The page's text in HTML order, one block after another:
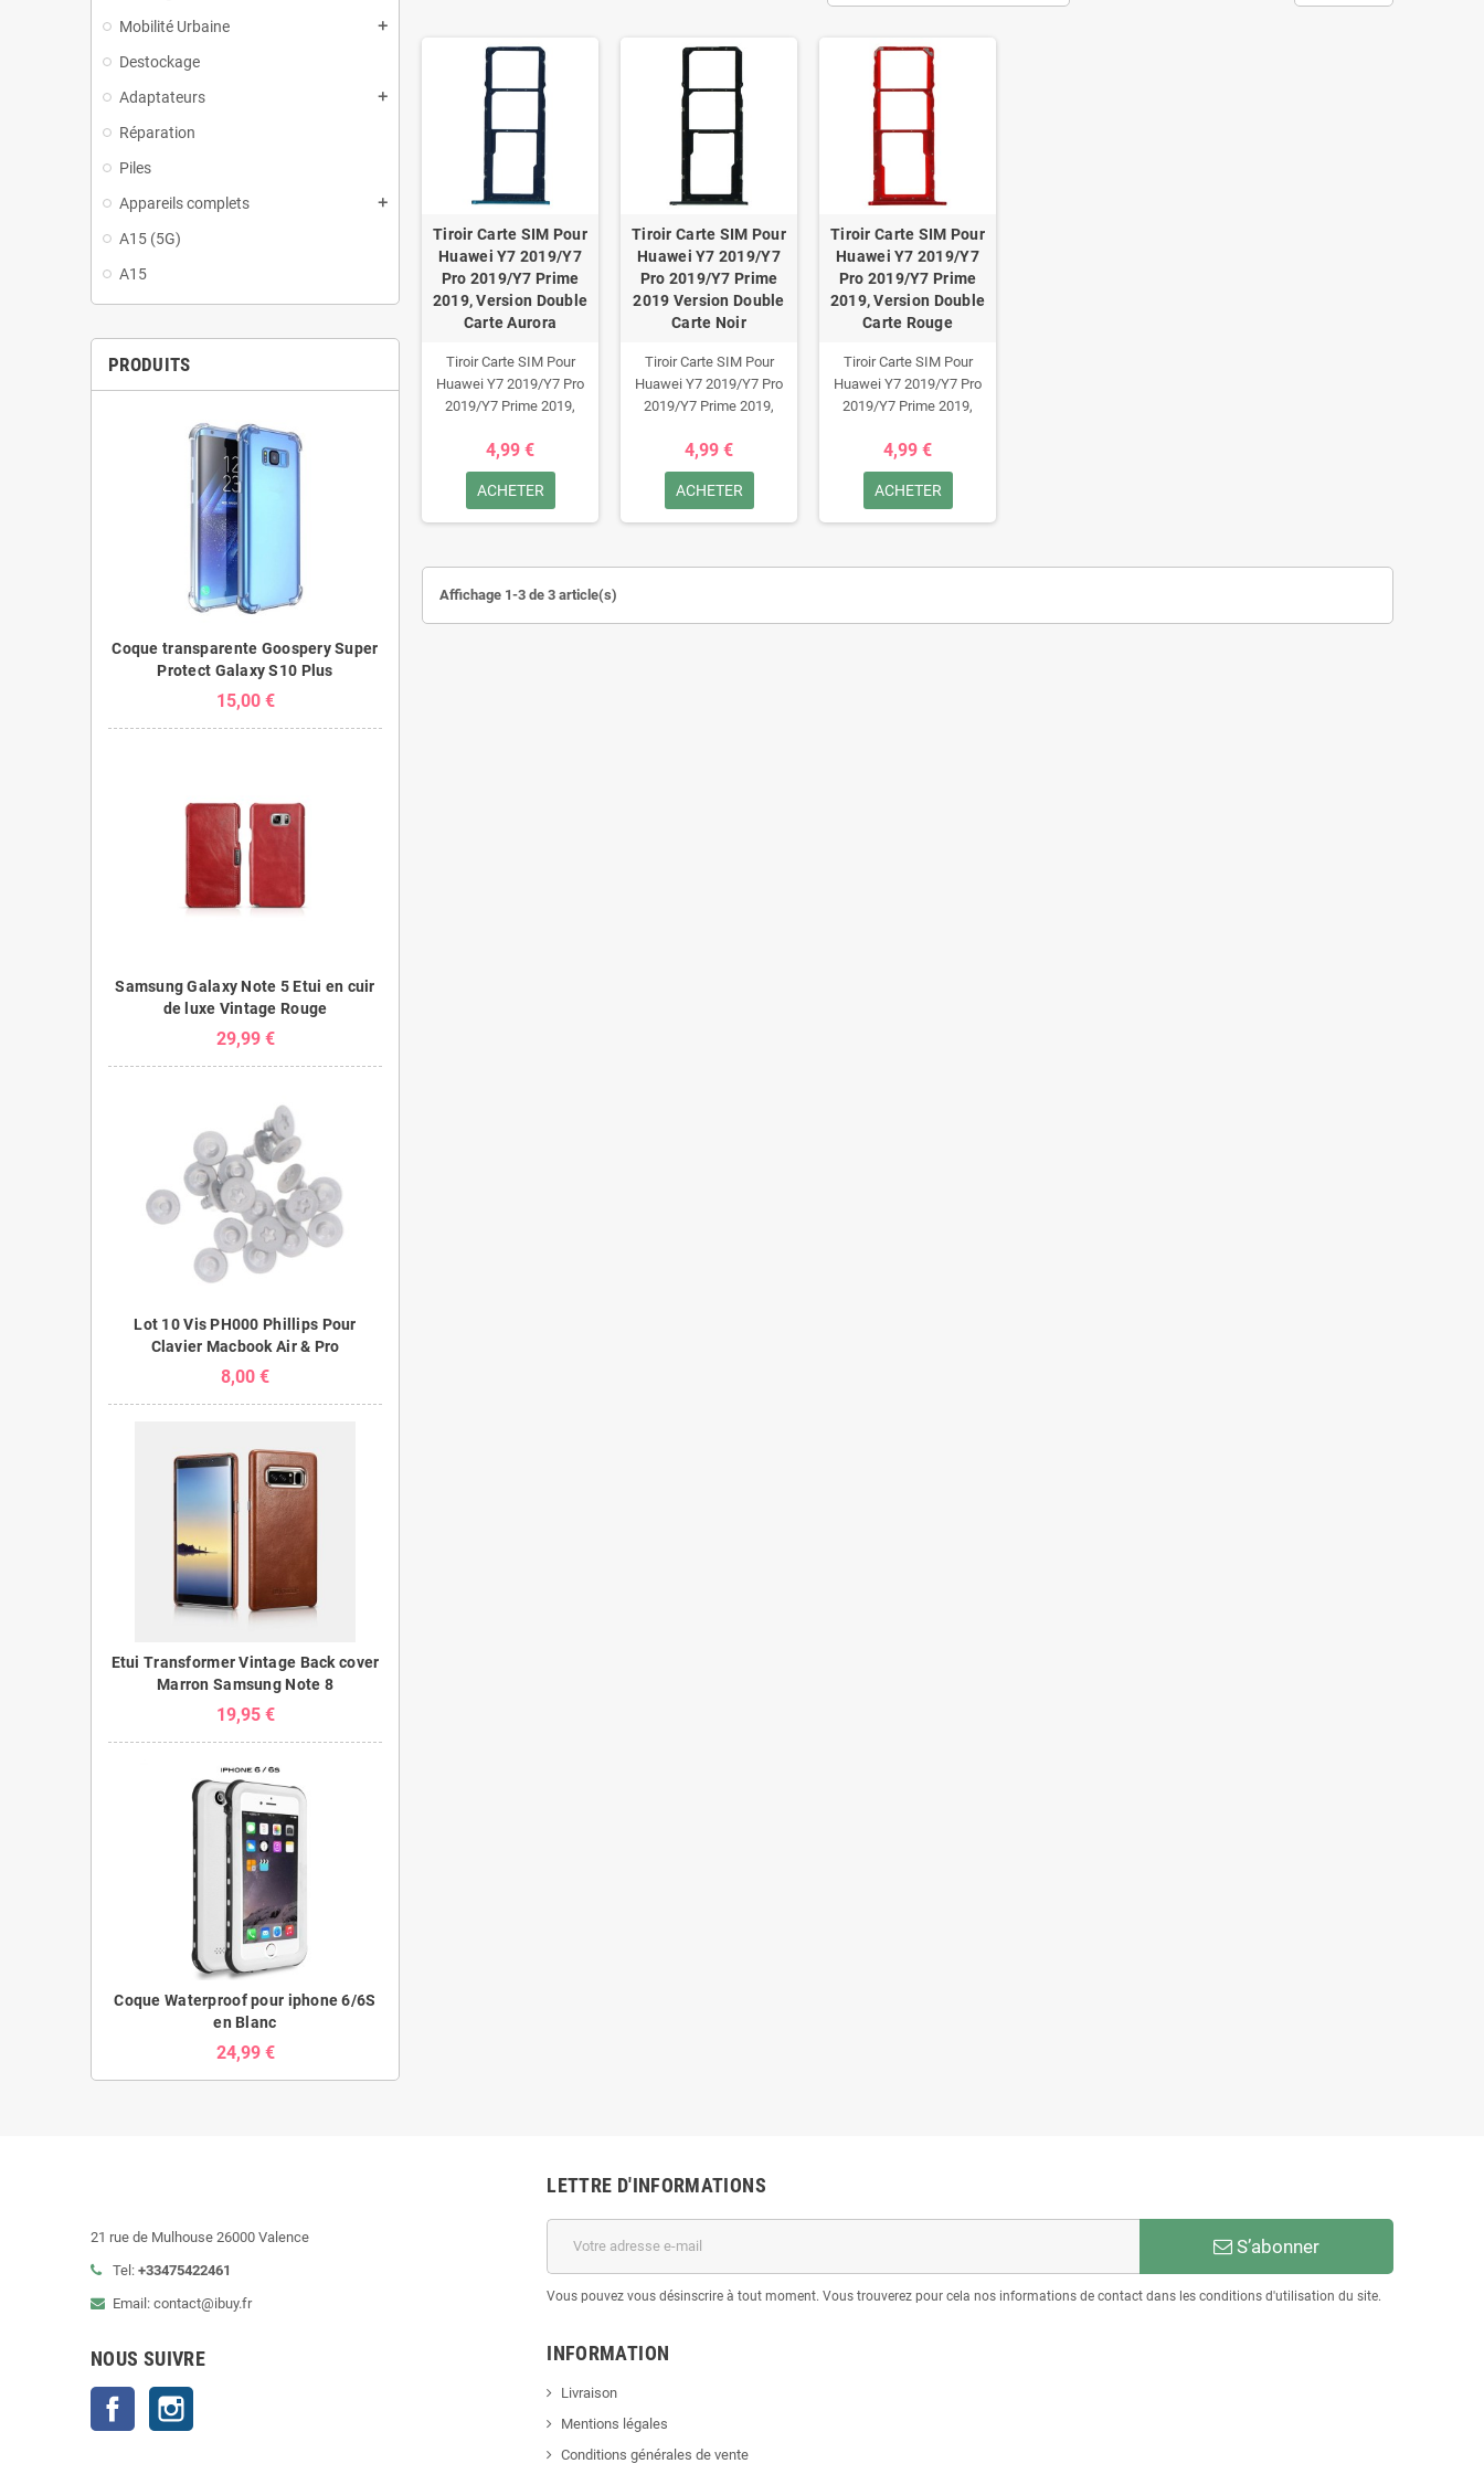
Mobilité Urbaine add
Destockage
Adaptateurs
add
Réparation
Piles
Appareils complets
add
A15 (5G)
A15
PRODUITS
Coque transparente Goospery Super
Protect Galaxy S10 Plus
15,00 €
Samsung Galaxy Note 5 Etui en cuir
de luxe Vintage Rouge
29,99 €
Lot 10 Vis PH000 Phillips Pour
Clavier Macbook Air & Pro
8,00 €
Etui Transformer Vintage Back cover
Marron Samsung Note 8
19,95 €
Coque Waterproof pour iphone 6/6S
en Blanc
24,99 €
Tiroir Carte SIM Pour
Huawei Y7 2019/Y7
Pro 2019/Y7 Prime
2019, Version Double
Carte Aurora
Tiroir Carte SIM Pour
Huawei Y7 2019/Y7 Pro
2019/Y7 Prime 2019,
Carte Aurora
4,99 €
ACHETER
Tiroir Carte SIM Pour
Huawei Y7 2019/Y7
Pro 2019/Y7 Prime
2019 Version Double
Carte Noir
Tiroir Carte SIM Pour
Huawei Y7 2019/Y7 Pro
2019/Y7 Prime 2019,
4,99 €
ACHETER
Tiroir Carte SIM Pour
Huawei Y7 2019/Y7
Pro 2019/Y7 Prime
2019, Version Double
Carte Rouge
Tiroir Carte SIM Pour
Huawei Y7 2019/Y7 Pro
2019/Y7 Prime 2019,
Rouge
4,99 €
ACHETER
Affichage 1-3 de 3 article(s)
21 rue de Mulhouse 26000 Valence
Tel: +33475422461
Email: contact@ibuy.fr
NOUS SUIVRE
Facebook
LETTRE D'INFORMATIONS
S’abonner
Vous pouvez vous désinscrire à tout moment. Vous trouverez pour cela nos informations de contact dans les conditions d'utilisation du site.
INFORMATION
Livraison
Mentions légales
Conditions générales de vente